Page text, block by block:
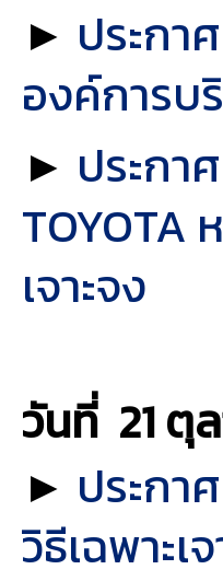
► ประกา
องค์การบ
► ประกา
TOYOTA
เจาะจง
วันที่ 21 ตุ
► ประกา
วิธีเฉพาะ